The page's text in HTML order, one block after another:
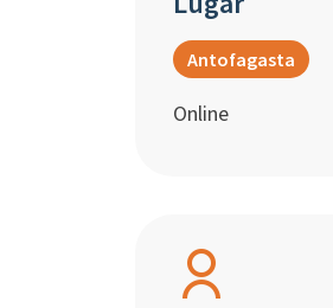
Antofagasta
Online